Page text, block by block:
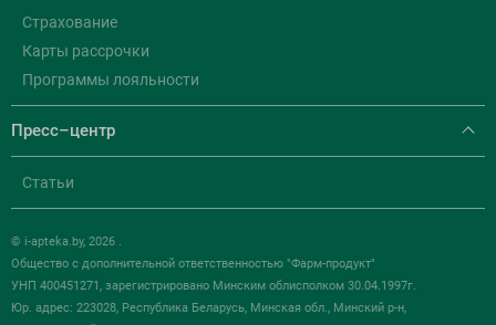
Страхование
Карты рассрочки
Программы лояльности
Пресс–центр
Статьи
© i-apteka.by, 2026 .
Общество с дополнительной ответственностью "Фарм-продукт"
УНП 400451271, зарегистрировано Минским облисполком 30.04.1997г.
Юр. адрес: 223028, Республика Беларусь, Минская обл., Минский р-н,